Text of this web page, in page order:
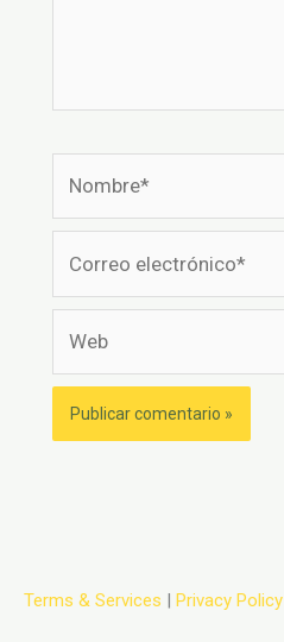
Terms & Services | Privacy Policy